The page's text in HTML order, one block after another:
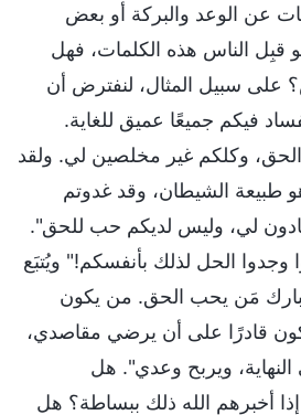
عن الوعد والبركة أو بعض
قبِل الناس هذه الكلمات، فهل
على سبيل المثال، لنفترض أن
فيكم جميعًا عميق للغاية.
وكلكم غير مخلصين لي. ولقد
طبيعة الشيطان، وقد غدوتم
لي، وليس لديكم حب للحق".
وجدوا الحل لذلك بأنفسكم!" ويُتبَع
مَن يحب الحق. من يكون
قادرًا على أن يرضي مقاصدي،
ويربح وعدي". هل
أخبرهم الله ذلك ببساطة؟ هل